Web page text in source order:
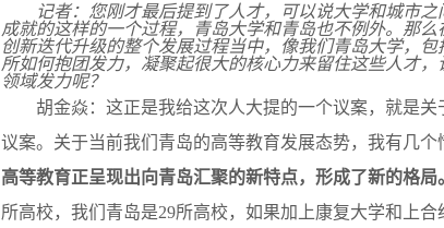
记者：您刚才最后提到了人才，可以说大学和城市
成就的这样的一个过程，青岛大学和青岛也不例外。那
创新迭代升级的整个发展过程当中，像我们青岛大学，
所如何抱团发力，凝聚起很大的核心力来留住这些人才
领域发力呢？
胡金焱：这正是我给这次人大提的一个议案，就是
议案。关于当前我们青岛的高等教育发展态势，我有几个
高等教育正呈现出向青岛汇聚的新特点，形成了新的格局
所高校，我们青岛是29所高校，如果加上康复大学和上